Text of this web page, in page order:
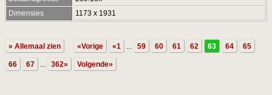
Dimensies
1173 x 1931
» Allemaal zien «Vorige «1 ... 59 60 61 62 63 64 65
66 67 ... 362» Volgende»